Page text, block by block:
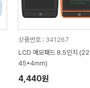
상품번호 : 341267
LCD 메모패드 8.5인치
45*4mm)
4,440원